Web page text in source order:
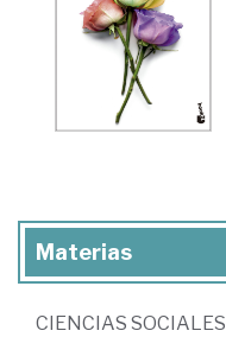
Materias
CIENCIAS SOCIALES